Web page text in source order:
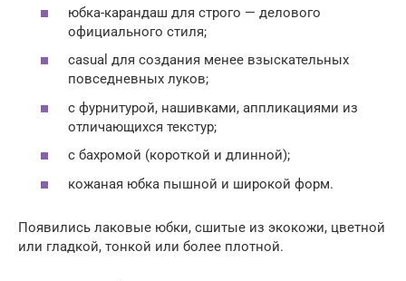
юбка-карандаш для строго — делового
официального стиля;
casual для создания менее взыскательных
повседневных луков;
с фурнитурой, нашивками, аппликациями из
отличающихся текстур;
с бахромой (короткой и длинной);
кожаная юбка пышной и широкой форм.
Появились лаковые юбки, сшитые из экокожи, цветной
или гладкой, тонкой или более плотной.